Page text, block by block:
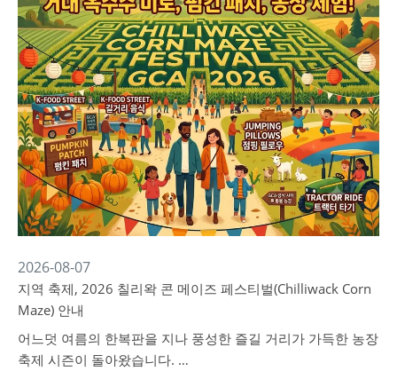
2026-08-07
지역 축제, 2026 칠리왁 콘 메이즈 페스티벌(Chilliwack Corn
Maze) 안내
어느덧 여름의 한복판을 지나 풍성한 즐길 거리가 가득한 농장
축제 시즌이 돌아왔습니다. …